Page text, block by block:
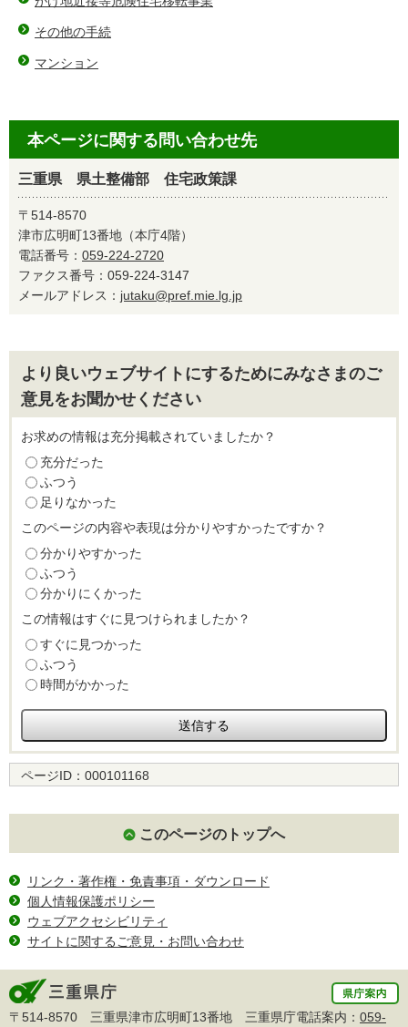
その他の手続
マンション
本ページに関する問い合わせ先
三重県 県土整備部 住宅政策課
〒514-8570
津市広明町13番地（本庁4階）
電話番号： 059-224-2720
ファクス番号：059-224-3147
メールアドレス： jutaku@pref.mie.lg.jp
より良いウェブサイトにするためにみなさまのご
意見をお聞かせください
お求めの情報は充分掲載されていましたか？
充分だった
ふつう
足りなかった
このページの内容や表現は分かりやすかったですか？
分かりやすかった
ふつう
分かりにくかった
この情報はすぐに見つけられましたか？
すぐに見つかった
ふつう
時間がかかった
ページID： 000101168
このページのトップへ
リンク・著作権・免責事項・ダウンロード
個人情報保護ポリシー
ウェブアクセシビリティ
サイトに関するご意見・お問い合わせ
〒514-8570 三重県津市広明町13番地 三重県庁電話案内： 059-